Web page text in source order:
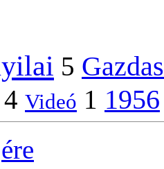
5
4 Videó 1 1956